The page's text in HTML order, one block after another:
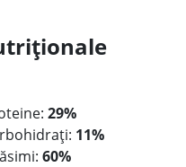
29%
11%
60%